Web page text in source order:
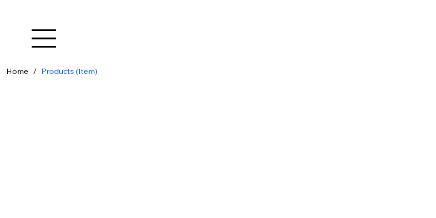
Home / Products (Item)